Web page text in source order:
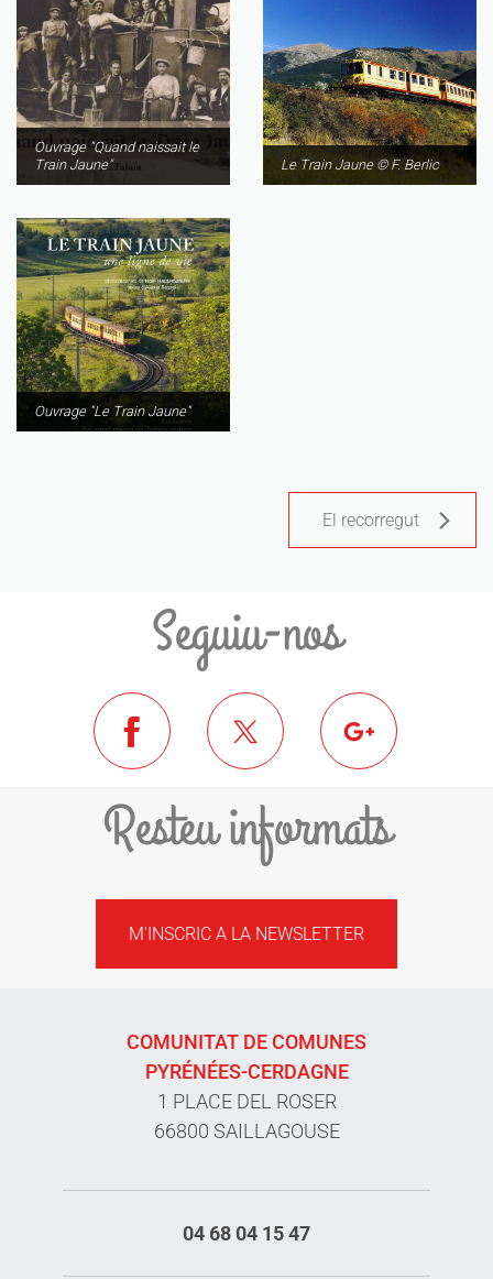
Ouvrage "Quand naissait le
Train Jaune"
Le Train Jaune © F. Berlic
Ouvrage "Le Train Jaune"
El recorregut
Seguiu-nos
Resteu informats
M'INSCRIC A LA NEWSLETTER
COMUNITAT DE COMUNES
PYRÉNÉES-CERDAGNE
1 PLACE DEL ROSER
66800 SAILLAGOUSE
04 68 04 15 47